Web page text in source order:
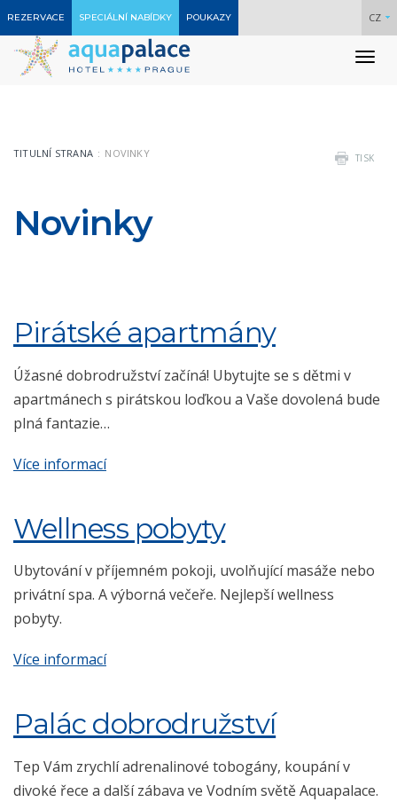
REZERVACE SPECIÁLNÍ NABÍDKY POUKAZY CZ
TISK
TITULNÍ STRANA NOVINKY
Novinky
Pirátské apartmány
Úžasné dobrodružství začíná! Ubytujte se s dětmi v
apartmánech s pirátskou loďkou a Vaše dovolená bude
plná fantazie…
Více informací
Wellness pobyty
Ubytování v příjemném pokoji, uvolňující masáže nebo
privátní spa. A výborná večeře. Nejlepší wellness
pobyty.
Více informací
Palác dobrodružství
Tep Vám zrychlí adrenalinové tobogány, koupání v
divoké řece a další zábava ve Vodním světě Aquapalace.